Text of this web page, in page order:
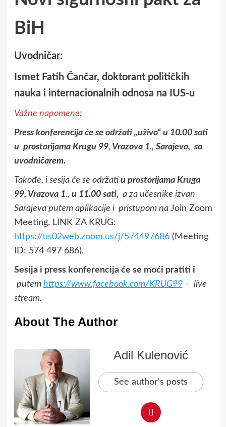
BiH
Uvodničar:
Ismet Fatih Čančar, doktorant političkih
nauka i internacionalnih odnosa na IUS-u
Važne napomene:
Press konferencija će se održati „uživo“ u 10.00 sati
u prostorijama Krugu 99, Vrazova 1., Sarajevo, sa
uvodničarem.
Takođe, i sesija će se održatiu prostorijama Kruga
99, Vrazova 1., u 11.00 sati, a za učesnike izvan
Sarajeva putem aplikacije i pristupom na Join Zoom
Meeting, LINK ZA KRUG:
https://us02web.zoom.us/j/574497686(Meeting
ID: 574 497 686).
Sesija i press konferencija će se moći pratiti i
putem https://www.facebook.com/KRUG99– live
stream.
About The Author
Adil Kulenović
See author's posts